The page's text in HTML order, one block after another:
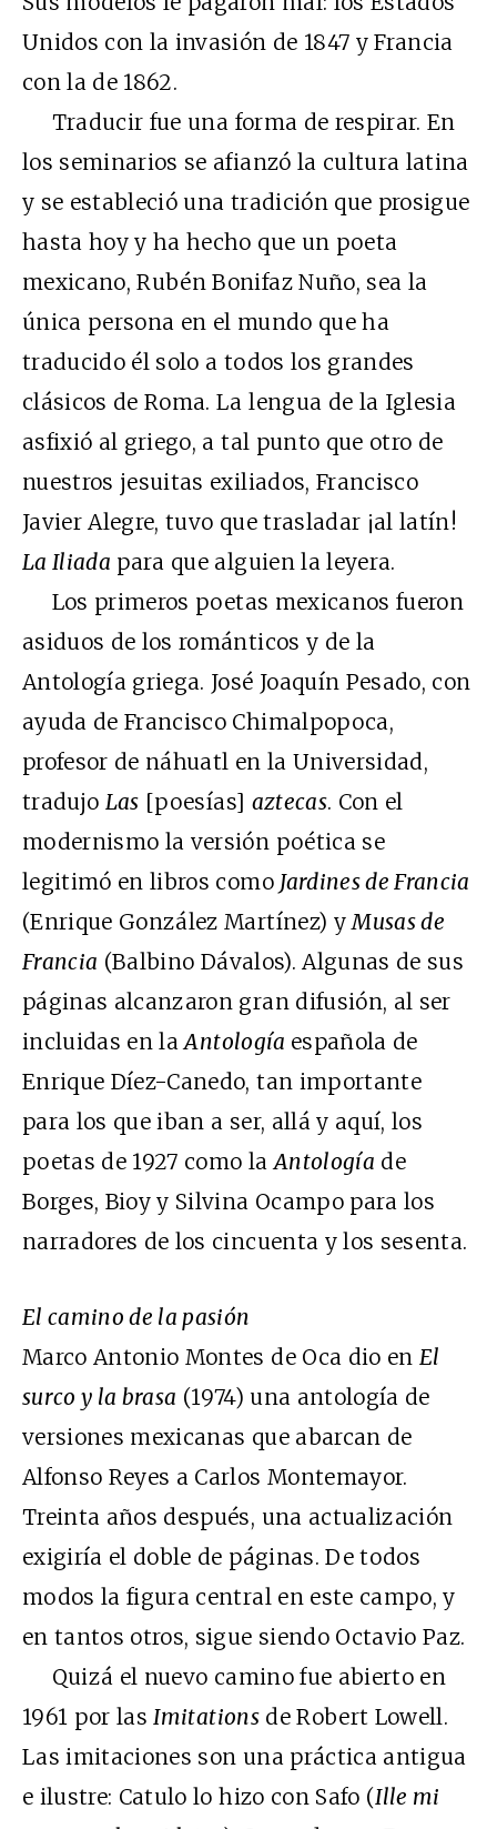
Unidos con la invasión de 1847 y Francia
con la de 1862.
Traducir fue una forma de respirar. En
los seminarios se afianzó la cultura latina
y se estableció una tradición que prosigue
hasta hoy y ha hecho que un poeta
mexicano, Rubén Bonifaz Nuño, sea la
única persona en el mundo que ha
traducido él solo a todos los grandes
clásicos de Roma. La lengua de la Iglesia
asfixió al griego, a tal punto que otro de
nuestros jesuitas exiliados, Francisco
Javier Alegre, tuvo que trasladar ¡al latín!
La Iliada para que alguien la leyera.
Los primeros poetas mexicanos fueron
asiduos de los románticos y de la
Antología griega. José Joaquín Pesado, con
ayuda de Francisco Chimalpopoca,
profesor de náhuatl en la Universidad,
tradujo Las [poesías] aztecas. Con el
modernismo la versión poética se
legitimó en libros como Jardines de Francia
(Enrique González Martínez) yMusas de
Francia (Balbino Dávalos). Algunas de sus
páginas alcanzaron gran difusión, al ser
incluidas en laAntología española de
Enrique Díez-Canedo, tan importante
para los que iban a ser, allá y aquí, los
poetas de 1927 como laAntología de
Borges, Bioy y Silvina Ocampo para los
narradores de los cincuenta y los sesenta.
El camino de la pasión
Marco Antonio Montes de Oca dio en El
surco y la brasa (1974) una antología de
versiones mexicanas que abarcan de
Alfonso Reyes a Carlos Montemayor.
Treinta años después, una actualización
exigiría el doble de páginas. De todos
modos la figura central en este campo, y
en tantos otros, sigue siendo Octavio Paz.
Quizá el nuevo camino fue abierto en
1961 por lasImitationsde Robert Lowell.
Las imitaciones son una práctica antigua
e ilustre: Catulo lo hizo con Safo (Ille mi